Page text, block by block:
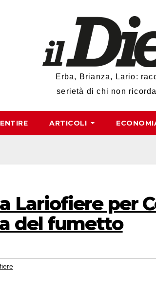
Erba, Brianza, Lario:
serietà di chi non
ARTICOLI
Lariofiere per
del fumetto